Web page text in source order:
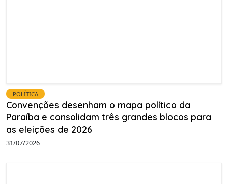
POLÍTICA
Convenções desenham o mapa político da
Paraíba e consolidam três grandes blocos para
as eleições de 2026
31/07/2026